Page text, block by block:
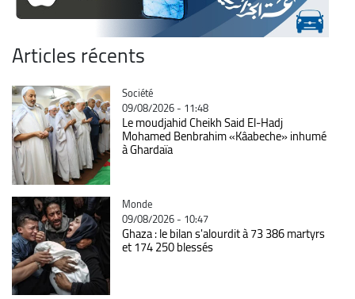
Articles récents
Catégorie
Société
09/08/2026 - 11:48
Le moudjahid Cheikh Said El-Hadj
Mohamed Benbrahim «Kâabeche» inhumé
à Ghardaïa
Catégorie
Monde
09/08/2026 - 10:47
Ghaza : le bilan s'alourdit à 73 386 martyrs
et 174 250 blessés